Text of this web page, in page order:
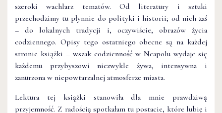
szeroki wachlarz tematów. Od literatury i sztuki
przechodzimy tu płynnie do polityki i historii; od nich zaś
– do lokalnych tradycji i, oczywiście, obrazów życia
codziennego. Opisy tego ostatniego obecne są na każdej
stronie książki – wszak codzienność w Neapolu wydaje się
każdemu przybyszowi niezwykle żywa, intensywna i
zanurzona w niepowtarzalnej atmosferze miasta.
Lektura tej książki stanowiła dla mnie prawdziwą
przyjemność. Z radością spotkałam tu postacie, które lubię i